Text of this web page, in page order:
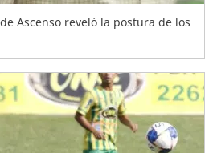
Ascenso reveló la postura de los